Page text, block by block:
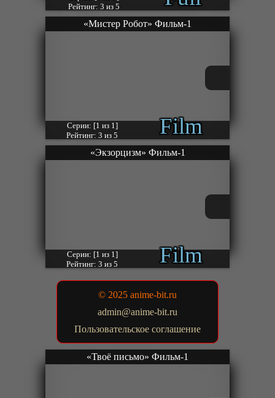
Рейтинг: 3 из 5
Серии: [1 из 1]
Рейтинг: 3 из 5
Film
«Мистер Робот» Фильм-1
Серии: [1 из 1]
Рейтинг: 3 из 5
Film
«Экзорцизм» Фильм-1
© 2025 anime-bit.ru
admin@anime-bit.ru
Пользовательское соглашение
«Твоё письмо» Фильм-1